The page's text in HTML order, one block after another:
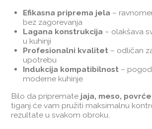
Efikasna priprema jela –
bez zagorevanja
Lagana konstrukcija – olakšava
u kuhinji
Profesionalni kvalitet– odličan
upotrebu
Indukcija kompatibilnost–
moderne kuhinje
Bilo da pripremate jaja, meso,
tiganj će vam pružiti maksimalnu
rezultate u svakom obroku.